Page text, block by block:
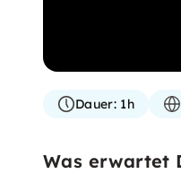
Dauer:1h
Was erwartet